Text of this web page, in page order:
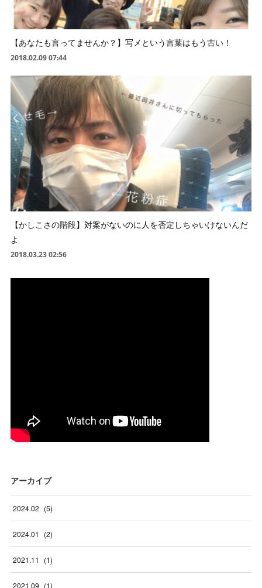
【あなたも言ってませんか？】写メという言葉はもう古い！
2018.02.09 07:44
【かしこさの階段】対案がないのに人を否定しちゃいけないんだ
よ
2018.03.23 02:56
アーカイブ
2024.02 (5)
2024.01 (2)
2021.11 (1)
2021.09 (1)